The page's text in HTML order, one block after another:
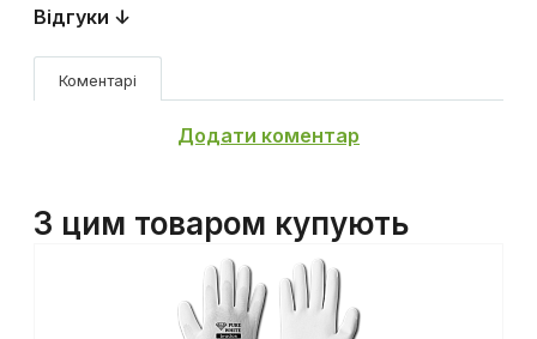
Відгуки ↓
Коментарі
Додати коментар
З цим товаром купують